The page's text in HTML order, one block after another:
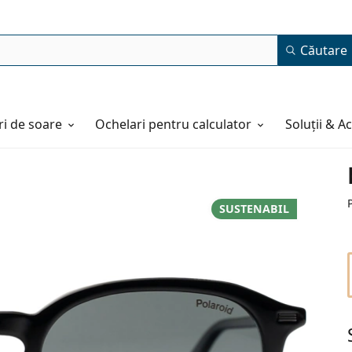
Căutare
de soare Ochelari pentru calculator Soluții &
SUSTENABIL